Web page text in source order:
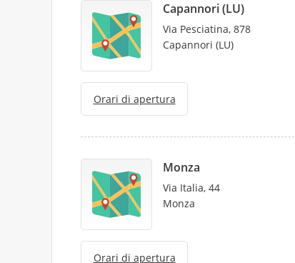
Capannori (LU)
Via Pesciatina, 878
Capannori (LU)
Orari di apertura
Monza
Via Italia, 44
Monza
Orari di apertura